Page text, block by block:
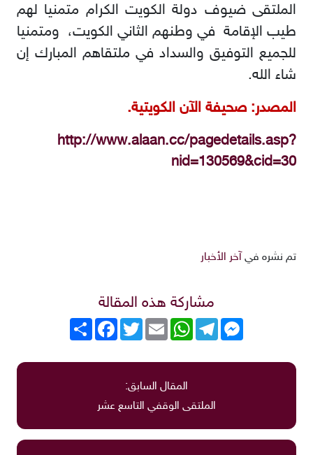
الملتقى ضيوف دولة الكويت الكرام متمنيا لهم
طيب الإقامة في وطنهم الثاني الكويت، ومتمنيا
للجميع التوفيق والسداد في ملتقاهم المبارك إن
شاء الله.
المصدر: صحيفة الآن الكويتية.
http://www.alaan.cc/pagedetails.asp?
nid=130569&cid=30
تم نشره في آخر الأخبار
مشاركة هذه المقالة
انشر
FacebookTwitterEmail
WhatsAppTelegram
Messenger
المقال السابق:
الملتقى الوقفي التاسع عشر